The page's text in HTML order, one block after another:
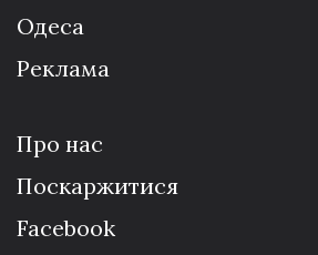
Одеса
Реклама
Про нас
Поскаржитися
Facebook